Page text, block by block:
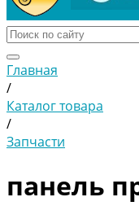
Главная
/
Каталог товара
/
Запчасти
панель